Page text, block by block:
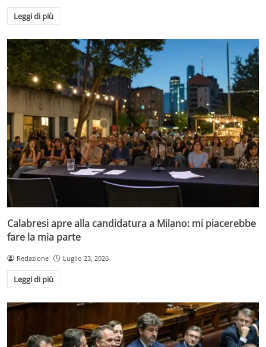
Leggi di più
Calabresi apre alla candidatura a Milano: mi piacerebbe
fare la mia parte
Redazione Luglio 23, 2026
Leggi di più